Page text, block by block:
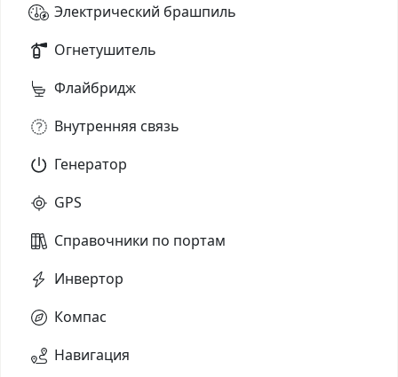
Электрический брашпиль
Огнетушитель
Флайбридж
Внутренняя связь
Генератор
GPS
Справочники по портам
Инвертор
Компас
Навигация